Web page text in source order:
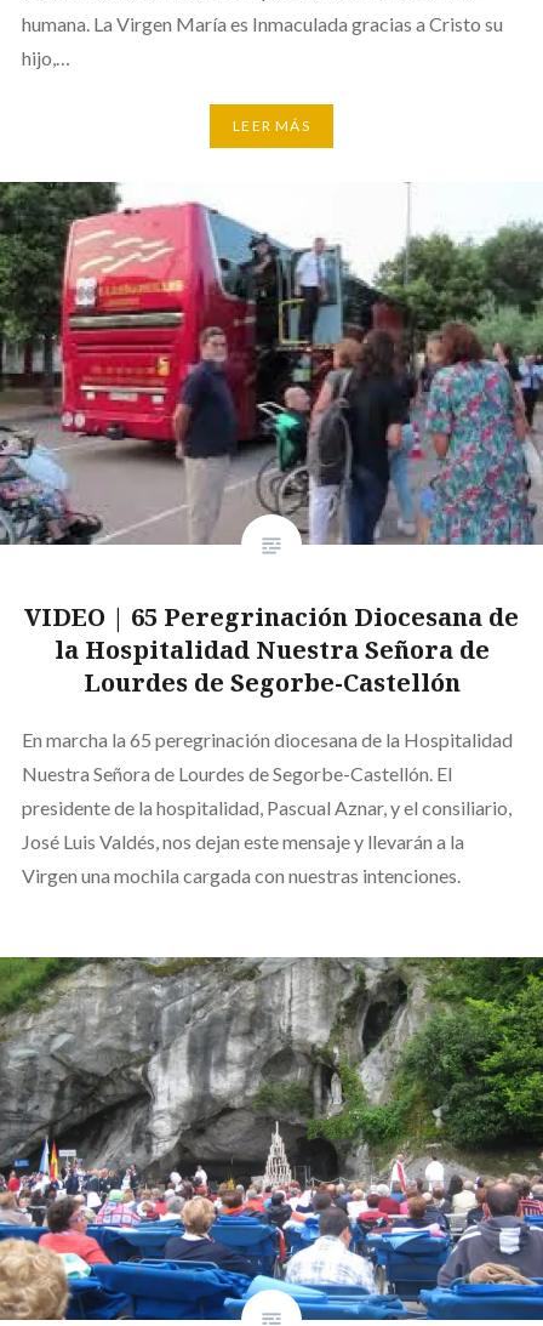
humana. La Virgen María es Inmaculada gracias a Cristo su
hijo,…
LEER MÁS
VIDEO | 65 Peregrinación Diocesana de
la Hospitalidad Nuestra Señora de
Lourdes de Segorbe-Castellón
En marcha la 65 peregrinación diocesana de la Hospitalidad
Nuestra Señora de Lourdes de Segorbe-Castellón. El
presidente de la hospitalidad, Pascual Aznar, y el consiliario,
José Luis Valdés, nos dejan este mensaje y llevarán a la
Virgen una mochila cargada con nuestras intenciones.